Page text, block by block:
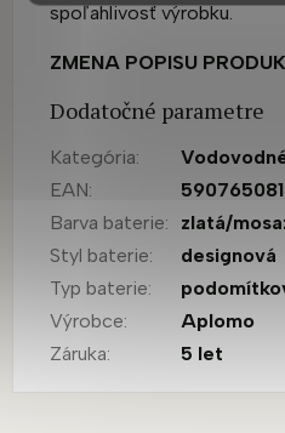
spoľahlivosť výrobku.
ZMENA POPISU
Dodatočné parametre
Kategória:
EAN:
Barva baterie:
zlatá/
Styl baterie:
designová
Typ baterie:
Výrobce:
Aplomo
Záruka: 5 let